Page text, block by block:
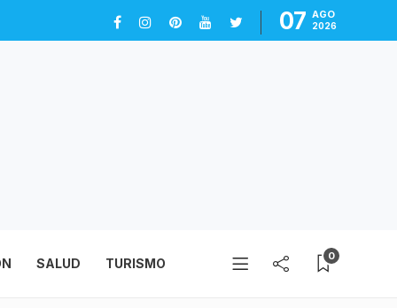
07 AGO
2026
SALUD TURISMO 0